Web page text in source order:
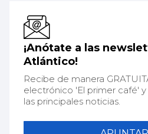
¡Anótate a las
Atlántico!
Recibe de manera
electrónico 'El primer café'
las principales noticias.